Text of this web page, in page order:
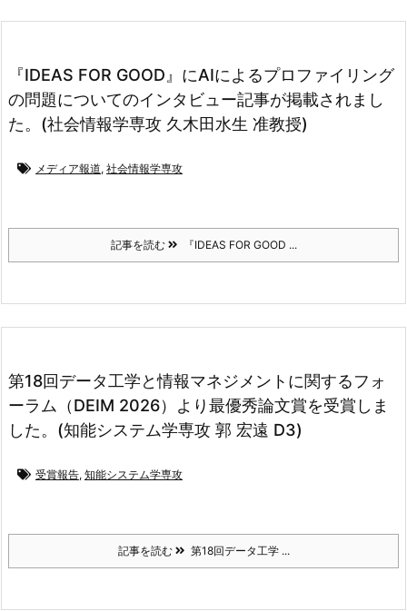
『IDEAS FOR GOOD』にAIによるプロファイリング
の問題についてのインタビュー記事が掲載されまし
た。(社会情報学専攻 久木田水生 准教授)
メディア報道, 社会情報学専攻
記事を読む 『IDEAS FOR GOOD ...
第18回データ工学と情報マネジメントに関するフォ
ーラム（DEIM 2026）より最優秀論文賞を受賞しま
した。(知能システム学専攻 郭 宏遠 D3)
受賞報告, 知能システム学専攻
記事を読む 第18回データ工学 ...